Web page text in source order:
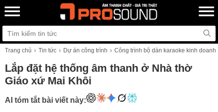
Trang chủ Tin tức Dự án công trình Công trình bộ dàn karaoke kinh doanh
Lắp đặt hệ thống âm thanh ở Nhà thờ
Giáo xứ Mai Khôi
AI tóm tắt bài viết này: